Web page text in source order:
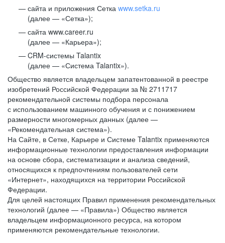
сайта и приложения Сетка www.setka.ru
(далее — «Сетка»);
сайта www.career.ru
(далее — «Карьера»);
CRM-системы Talantix
(далее — «Система Talantix»).
Общество является владельцем запатентованной в реестре
изобретений Российской Федерации за № 2711717
рекомендательной системы подбора персонала
с использованием машинного обучения и с понижением
размерности многомерных данных (далее —
«Рекомендательная система»).
На Сайте, в Сетке, Карьере и Системе Talantix применяются
информационные технологии предоставления информации
на основе сбора, систематизации и анализа сведений,
относящихся к предпочтениям пользователей сети
«Интернет», находящихся на территории Российской
Федерации.
Для целей настоящих Правил применения рекомендательных
технологий (далее — «Правила») Общество является
владельцем информационного ресурса, на котором
применяются рекомендательные технологии.